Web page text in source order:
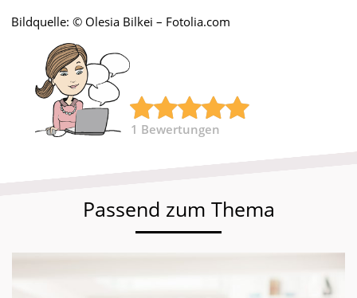
Bildquelle: © Olesia Bilkei – Fotolia.com
1 Bewertungen
Passend zum Thema